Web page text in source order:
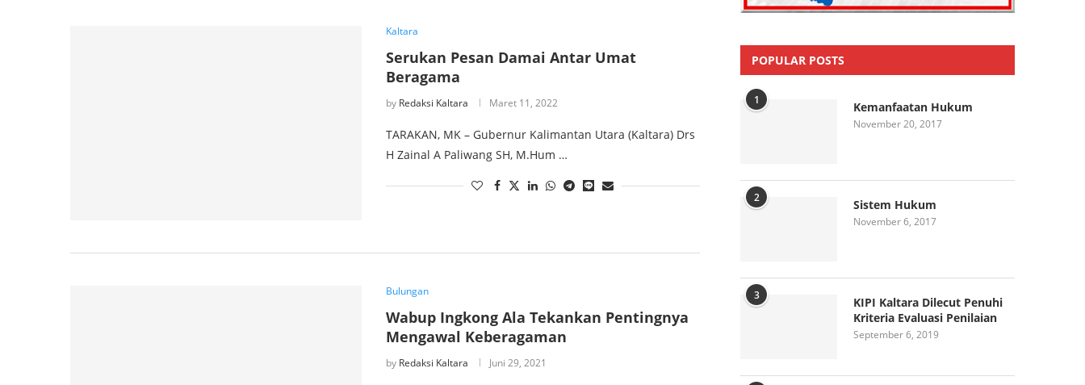
Kaltara
Serukan Pesan Damai Antar Umat
Beragama
by Redaksi Kaltara Maret 11, 2022
TARAKAN, MK – Gubernur Kalimantan Utara (Kaltara) Drs
H Zainal A Paliwang SH, M.Hum …
Bulungan
Wabup Ingkong Ala Tekankan Pentingnya
Mengawal Keberagaman
by Redaksi Kaltara Juni 29, 2021
POPULAR POSTS
1 Kemanfaatan Hukum
November 20, 2017
2 Sistem Hukum
November 6, 2017
3
KIPI Kaltara Dilecut Penuhi
Kriteria Evaluasi Penilaian
September 6, 2019